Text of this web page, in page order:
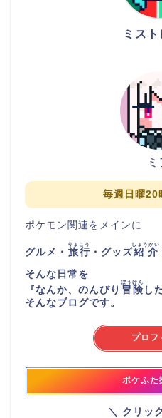
ミス
ミ
毎週日曜20
ポケモン関連をメインに
グルメ・ 旅行
りょこう
・グッズ紹介
しょうかい
そんな日常を
『なんか、のんびり 冒険
ぼうけん
し
そんなブログです。
プロフ
ポケふた
＼ クリッ